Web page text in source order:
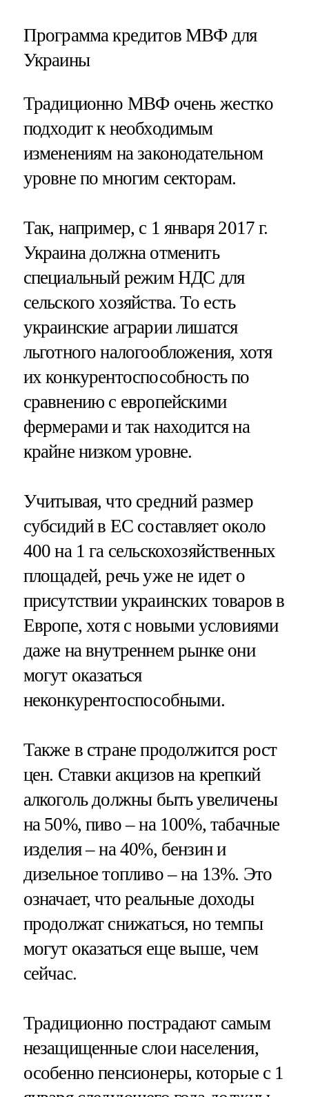
Программа кредитов МВФ для
Украины
Традиционно МВФ очень жестко
подходит к необходимым
изменениям на законодательном
уровне по многим секторам.
Так, например, с 1 января 2017 г.
Украина должна отменить
специальный режим НДС для
сельского хозяйства. То есть
украинские аграрии лишатся
льготного налогообложения, хотя
их конкурентоспособность по
сравнению с европейскими
фермерами и так находится на
крайне низком уровне.
Учитывая, что средний размер
субсидий в ЕС составляет около
400 на 1 га сельскохозяйственных
площадей, речь уже не идет о
присутствии украинских товаров в
Европе, хотя с новыми условиями
даже на внутреннем рынке они
могут оказаться
неконкурентоспособными.
Также в стране продолжится рост
цен. Ставки акцизов на крепкий
алкоголь должны быть увеличены
на 50%, пиво – на 100%, табачные
изделия – на 40%, бензин и
дизельное топливо – на 13%. Это
означает, что реальные доходы
продолжат снижаться, но темпы
могут оказаться еще выше, чем
сейчас.
Традиционно пострадают самым
незащищенные слои населения,
особенно пенсионеры, которые с 1